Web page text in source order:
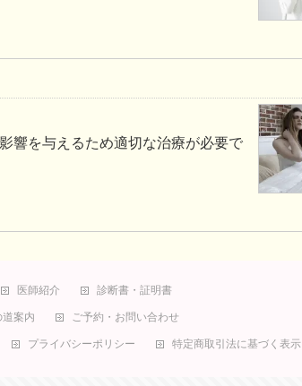
響を与えるため適切な治療が必要で
医師紹介 診断書・証明書
案内 ご予約・お問い合わせ
プライバシーポリシー 特定商取引法に基づく表示